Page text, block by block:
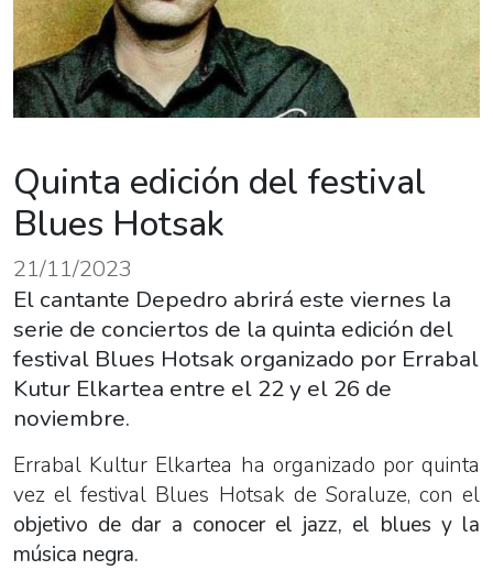
Quinta edición del festival
Blues Hotsak
21/11/2023
El cantante Depedro abrirá este viernes la
serie de conciertos de la quinta edición del
festival Blues Hotsak organizado por Errabal
Kutur Elkartea entre el 22 y el 26 de
noviembre.
Errabal Kultur Elkartea ha organizado por quinta
vez el festival Blues Hotsak de Soraluze, con el
objetivo de dar a conocer el jazz, el blues y la
música negra.